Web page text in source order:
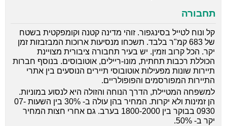
תחבורה
קל ונוח לטייל בסינגפור. זוהי מדינה קטנה וקומפקטית בשטח
של 683 קמ"ר בלבד. תשכחו מנסיעות ארוכות המבזבזות זמן
יקר. הכל קרוב וזמין. יש בעיר תחבורה ציבורית מצויינת
הכוללת רכבות תחתית, מונו-ריילים, אוטובוסים. בנוסף חברות
תיירות שונות מפעילות אוטובוסי תיירים הנוסעים בין אתרי
התיירות המפורסמים והפופולריים.
למשפחה המטיילת, הדרך הנוחה והזולה היא לנסוע במוניות.
הן זמינות ולא יקרות. המחיר בהן עולה ב- 30% בין השעות 07-
0930 בבוקר בין 1800-2000 בערב. גם אחרי חצות המחיר
יקר ב- 50%.